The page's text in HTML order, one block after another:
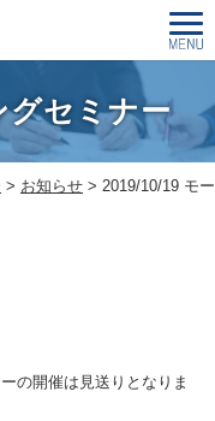
グセミナー
> お知らせ > 2019/10/19 モー
の開催は見送りとなりま